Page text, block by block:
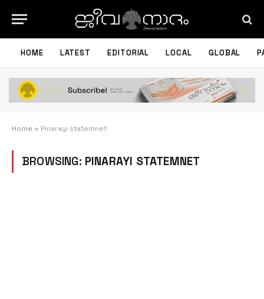
HOME LATEST EDITORIAL LOCAL GLOBAL
Home » Pinarayi statemnet
BROWSING: PINARAYI STATEMNET